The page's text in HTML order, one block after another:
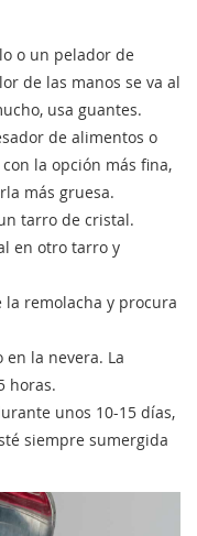
o un pelador de
de las manos se va al
usa guantes.
de alimentos o
la opción más fina,
más gruesa.
tarro de cristal.
en otro tarro y
la remolacha y procura
la nevera. La
horas.
unos 10-15 días,
siempre sumergida